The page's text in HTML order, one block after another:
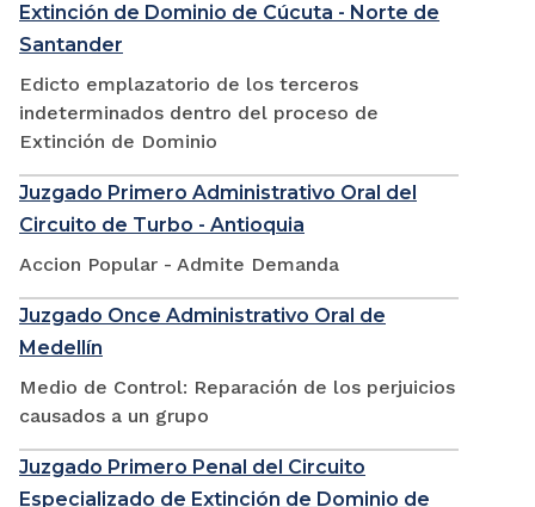
Extinción de Dominio de Cúcuta - Norte de
Santander
Edicto emplazatorio de los terceros
indeterminados dentro del proceso de
Extinción de Dominio
Juzgado Primero Administrativo Oral del
Circuito de Turbo - Antioquia
Accion Popular - Admite Demanda
Juzgado Once Administrativo Oral de
Medellín
Medio de Control: Reparación de los perjuicios
causados a un grupo
Juzgado Primero Penal del Circuito
Especializado de Extinción de Dominio de